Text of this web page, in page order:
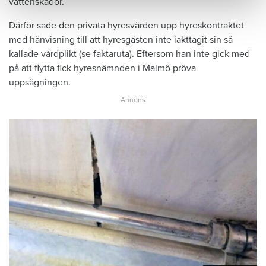
Därför sade den privata hyresvärden upp hyreskontraktet
med hänvisning till att hyresgästen inte iakttagit sin så
kallade vårdplikt (se faktaruta). Eftersom han inte gick med
på att flytta fick hyresnämnden i Malmö pröva
uppsägningen.